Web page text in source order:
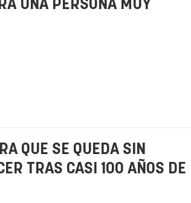
UNA PERSONA MUY
QUE SE QUEDA SIN
TRAS CASI 100 AÑOS DE